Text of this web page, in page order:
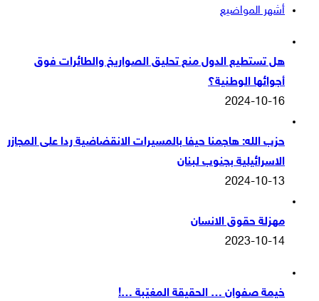
أشهر المواضيع
هل تستطيع الدول منع تحليق الصواريخ والطائرات فوق
أجوائها الوطنية؟
2024-10-16
حزب الله: هاجمنا حيفا بالمسيرات الانقضاضية ردا على المجازر
الاسرائيلية بجنوب لبنان
2024-10-13
مهزلة حقوق الانسان
2023-10-14
خيمة صفوان … الحقيقة المغيّبة …!